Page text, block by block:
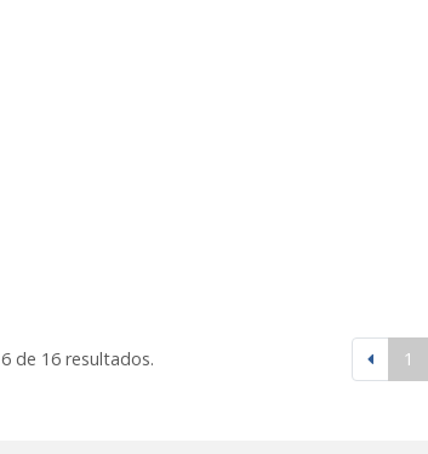
de 16 resultados. 1